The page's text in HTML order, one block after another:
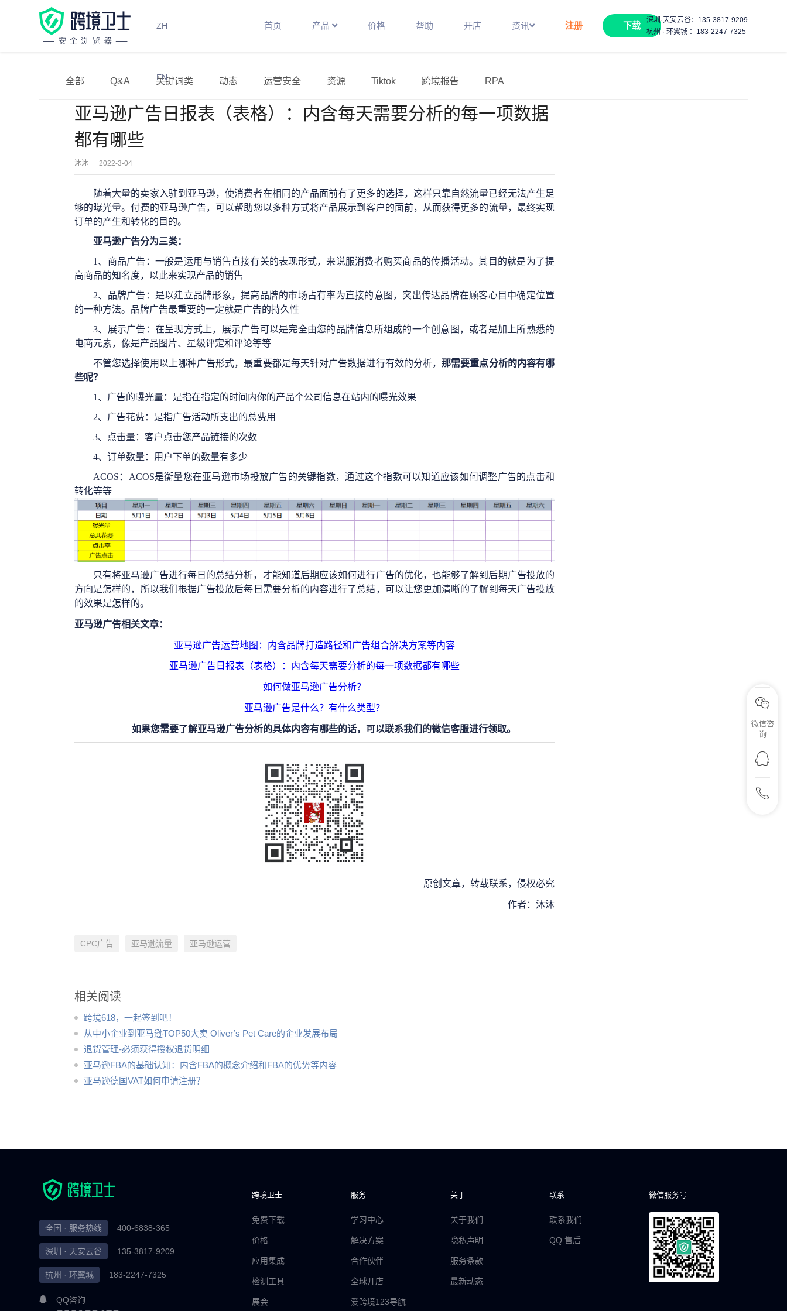
ZH
EN
首页 产品 价格 帮助 开店 资讯 注册 下载
深圳·天安云谷： 135-3817-9209
杭州 · 环翼城 ： 183-2247-7325
全部 Q&A 关键词类 动态 运营安全 资源 Tiktok 跨境报告 RPA
亚马逊广告日报表（表格）：内含每天需要分析的每一项数据
都有哪些
沐沐 2022-3-04
随着大量的卖家入驻到亚马逊，使消费者在相同的产品面前有了更多的选择，这样只靠自然流量已经无法产生足
够的曝光量。付费的亚马逊广告，可以帮助您以多种方式将产品展示到客户的面前，从而获得更多的流量，最终实现
订单的产生和转化的目的。
亚马逊广告分为三类：
1、 商品广告：一般是运用与销售直接有关的表现形式，来说服消费者购买商品的传播活动。其目的就是为了提
高商品的知名度，以此来实现产品的销售
2、 品牌广告：是以建立品牌形象，提高品牌的市场占有率为直接的意图，突出传达品牌在顾客心目中确定位置
的一种方法。品牌广告最重要的一定就是广告的持久性
3、 展示广告：在呈现方式上，展示广告可以是完全由您的品牌信息所组成的一个创意图，或者是加上所熟悉的
电商元素，像是产品图片、星级评定和评论等等
不管您选择使用以上哪种广告形式，最重要都是每天针对广告数据进行有效的分析， 那需要重点分析的内容有哪
些呢？
1、 广告的曝光量：是指在指定的时间内你的产品个公司信息在站内的曝光效果
2、 广告花费：是指广告活动所支出的总费用
3、
点击量：客户点击您产品链接的次数
4、 订单数量：用户下单的数量有多少
ACOS：ACOS是衡量您在亚马逊市场投放广告的关键指数，通过这个指数可以知道应该如何调整广告的点击和
转化等等
只有将亚马逊广告进行每日的总结分析，才能知道后期应该如何进行广告的优化，也能够了解到后期广告投放的
方向是怎样的，所以我们根据广告投放后每日需要分析的内容进行了总结，可以让您更加清晰的了解到每天广告投放
的效果是怎样的。
亚马逊广告相关文章：
亚马逊广告运营地图：内含品牌打造路径和广告组合解决方案等内容
亚马逊广告日报表（表格）：内含每天需要分析的每一项数据都有哪些
如何做亚马逊广告分析？
亚马逊广告是什么？有什么类型？
如果您需要了解亚马逊广告分析的具体内容有哪些的话，可以联系我们的微信客服进行领取。
原创文章，转载联系，侵权必究
作者：沐沐
CPC广告 亚马逊流量 亚马逊运营
相关阅读
跨境618，一起签到吧！
从中小企业到亚马逊TOP50大卖 Oliver’s Pet Care的企业发展布局
退货管理-必须获得授权退货明细
亚马逊FBA的基础认知：内含FBA的概念介绍和FBA的优势等内容
亚马逊德国VAT如何申请注册？
全国 · 服务热线 400-6838-365
深圳 · 天安云谷 135-3817-9209
杭州 · 环翼城 183-2247-7325
QQ咨询
跨境卫士
免费下载
价格
应用集成
检测工具
展会
服务
学习中心
解决方案
合作伙伴
全球开店
爱跨境123导航
关于
关于我们
隐私声明
服务条款
最新动态
联系
联系我们
QQ 售后
微信服务号
微信咨
询